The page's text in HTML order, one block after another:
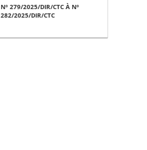
Nº 279/2025/DIR/CTC À Nº
282/2025/DIR/CTC